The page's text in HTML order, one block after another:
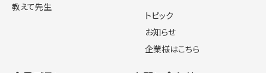
教えて先生
トピック
お知らせ
企業様はこちら